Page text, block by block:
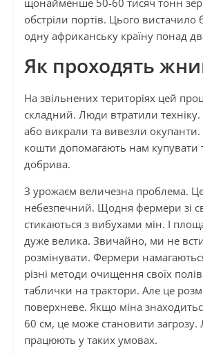
щонайменше 50-60 тисяч тонн
обстріли портів. Цього вистачило
одну африканську країну понад
Як проходять
На звільнених територіях цей
складний. Люди втратили
або викрали та вивезли окупанти.
кошти допомагають нам купувати
добрива.
З урожаєм величезна проблема.
небезпечний. Щодня фермери зі
стикаються з вибухами мін. І
дуже велика. Звичайно, ми не
розмінувати. Фермери
різні методи очищення своїх
таблички на трактори. Але це
поверхневе. Якщо міна
60 см, це може становити загрозу.
працюють у таких умовах.